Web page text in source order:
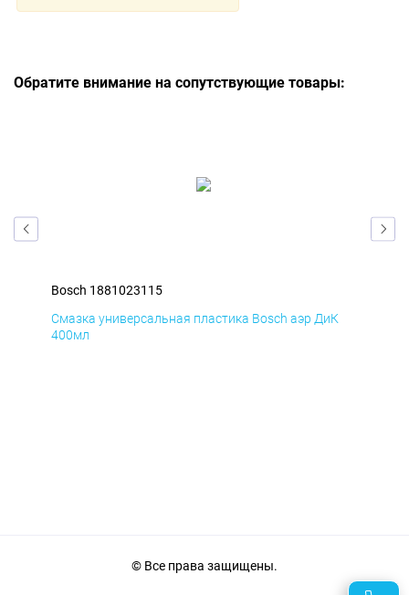
Обратите внимание на сопутствующие товары:
Bosch 1881023115
Смазка универсальная пластика Bosch аэр ДиК
400мл
© Все права защищены.